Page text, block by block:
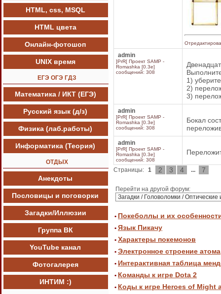
HTML, css, MSQL
HTML цвета
Онлайн-фотошоп
UNIX время
ЕГЭ ОГЭ ГДЗ
Математика / ИКТ (ЕГЭ)
Русский язык (д/з)
Физика (лаб.работы)
Информатика (Теория)
ОТДЫХ
Анекдоты
Пословицы и поговорки
Загадки/Иллюзии
Группа ВК
YouTube канал
Фотогалерея
ИНТИМ :)
admin
]PrR[ Проект SAMP -
Romashka [0.3e]
сообщений: 308
1)
2)
3)
admin
]PrR[ Проект SAMP -
Romashka [0.3e]
сообщений: 308
Бокал
admin
]PrR[ Проект SAMP -
Romashka [0.3e]
сообщений: 308
Страницы: 1 2 3 4 ... 7
Перейти на другой форум:
• Покеболлы и их
• Язык Пикачу
• Характеры покемонов
• Электронное строение атома
• Интерактивная таблица
• Команды к игре Dota 2
• Коды к игре Heroes of Might